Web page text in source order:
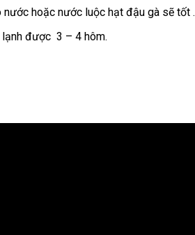
nước hoặc nước luộc hạt đậu gà sẽ tốt .
lạnh được 3 – 4 hôm.